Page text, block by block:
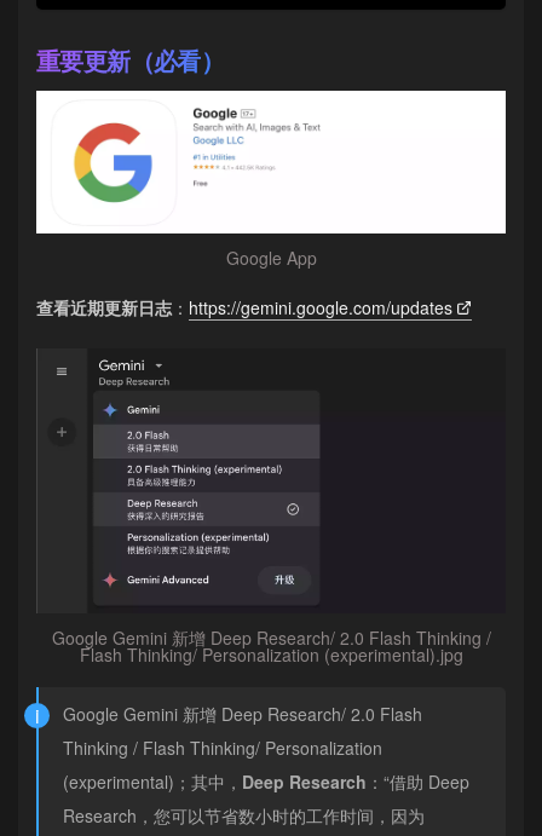
重要更新（必看）
Google App
查看近期更新日志 ： https://gemini.google.com/updates
Google Gemini 新增 Deep Research/ 2.0 Flash Thinking /
Flash Thinking/ Personalization (experimental).jpg
Google Gemini 新增 Deep Research/ 2.0 Flash
Thinking / Flash Thinking/ Personalization
(experimental)；其中， Deep Research ：“借助 Deep
Research，您可以节省数小时的工作时间，因为